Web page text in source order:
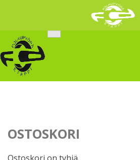
content
OSTOSKORI